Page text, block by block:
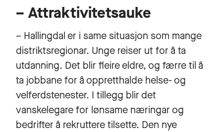
– Attraktivitetsauke
– Hallingdal er i same situasjon som mange
distriktsregionar. Unge reiser ut for å ta
utdanning. Det blir fleire eldre, og færre til å
ta jobbane for å oppretthalde helse- og
velferdstenester. I tillegg blir det
vanskelegare for lønsame næringar og
bedrifter å rekruttere tilsette. Den nye